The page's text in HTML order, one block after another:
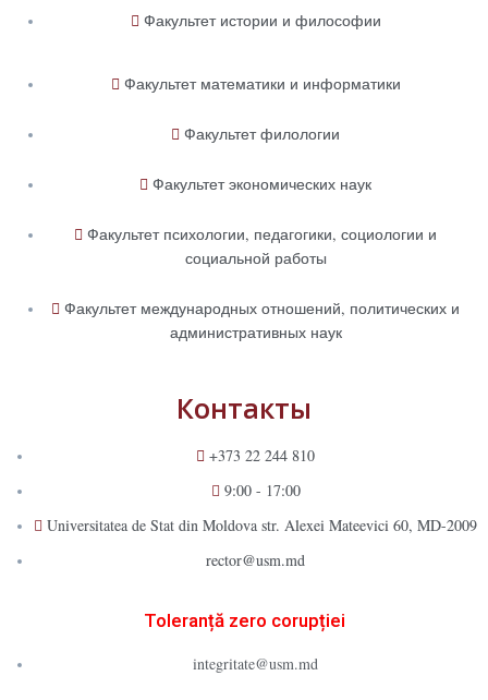
Факультет истории и философии
Факультет математики и информатики
Факультет филологии
Факультет экономических наук
Факультет психологии, педагогики, социологии и
социальной работы
Факультет международных отношений, политических и
административных наук
Контакты
+373 22 244 810
9:00 - 17:00
Universitatea de Stat din Moldova str. Alexei Mateevici 60, MD-2009
rector@usm.md
Toleranță zero corupției
integritate@usm.md